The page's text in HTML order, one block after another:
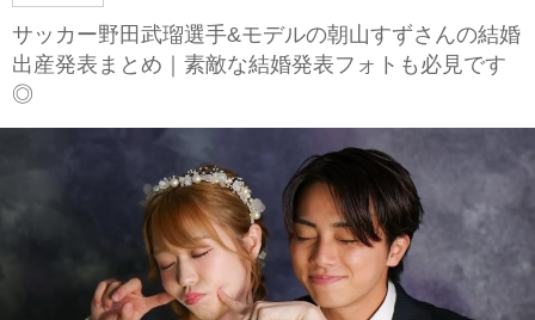
サッカー野田武瑠選手&モデルの朝山すずさんの結婚
出産発表まとめ｜素敵な結婚発表フォトも必見です
◎